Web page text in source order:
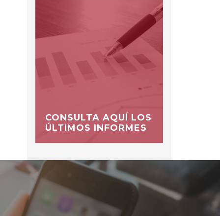
CONSULTA AQUÍ LOS
ÚLTIMOS INFORMES